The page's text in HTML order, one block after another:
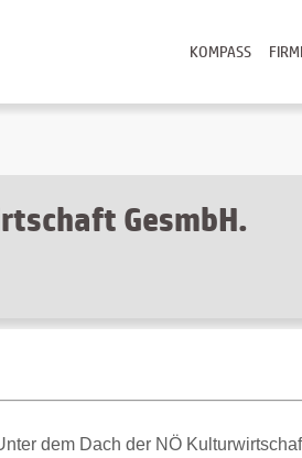
KOMPASS
GesmbH.
dem Dach der NÖ